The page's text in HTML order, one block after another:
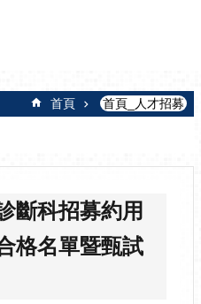
首頁 首頁_人才招募
斷科招募約用
格名單暨甄試